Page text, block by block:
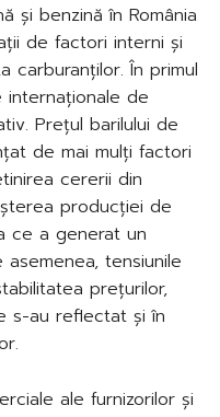
și benzină în România
de factori interni și
carburanților. În primul
de
Prețul barilului de
de mai mulți factori
cererii din
producției de
ce a generat un
tensiunile
prețurilor,
s-au reflectat și în
ale furnizorilor și